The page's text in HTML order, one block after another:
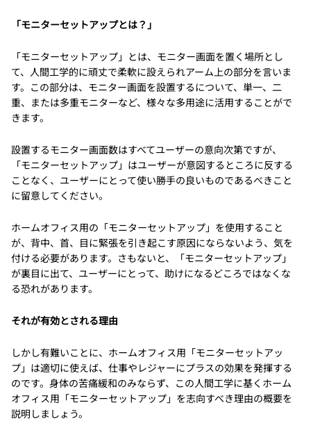
「モニターセットアップとは？」
「モニターセットアップ」とは、モニター画面を置く場所とし
て、人間工学的に頑丈で柔軟に設えられアーム上の部分を言いま
す。この部分は、モニター画面を設置するについて、単一、二
重、または多重モニターなど、様々な多用途に活用することがで
きます。
設置するモニター画面数はすべてユーザーの意向次第ですが、
「モニターセットアップ」はユーザーが意図するところに反する
ことなく、ユーザーにとって使い勝手の良いものであるべきこと
に留意してください。
ホームオフィス用の「モニターセットアップ」を使用すること
が、背中、首、目に緊張を引き起こす原因にならないよう、気を
付ける必要があります。さもないと、「モニターセットアップ」
が裏目に出て、ユーザーにとって、助けになるどころではなくな
る恐れがあります。
それが有効とされる理由
しかし有難いことに、ホームオフィス用「モニターセットアッ
プ」は適切に使えば、仕事やレジャーにプラスの効果を発揮する
のです。身体の苦痛緩和のみならず、この人間工学に基くホーム
オフィス用「モニターセットアップ」を志向すべき理由の概要を
説明しましょう。